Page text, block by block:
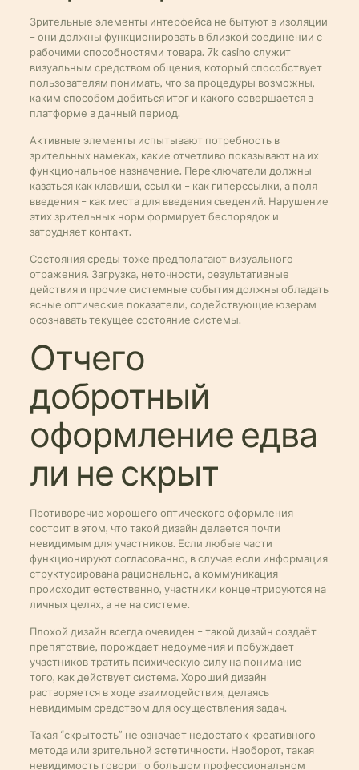
Зрительные элементы интерфейса не бытуют в изоляции
– они должны функционировать в близкой соединении с
рабочими способностями товара. 7k casino служит
визуальным средством общения, который способствует
пользователям понимать, что за процедуры возможны,
каким способом добиться итог и какого совершается в
платформе в данный период.
Активные элементы испытывают потребность в
зрительных намеках, какие отчетливо показывают на их
функциональное назначение. Переключатели должны
казаться как клавиши, ссылки – как гиперссылки, а поля
введения – как места для введения сведений. Нарушение
этих зрительных норм формирует беспорядок и
затрудняет контакт.
Состояния среды тоже предполагают визуального
отражения. Загрузка, неточности, результативные
действия и прочие системные события должны обладать
ясные оптические показатели, содействующие юзерам
осознавать текущее состояние системы.
Отчего
добротный
оформление едва
ли не скрыт
Противоречие хорошего оптического оформления
состоит в этом, что такой дизайн делается почти
невидимым для участников. Если любые части
функционируют согласованно, в случае если информация
структурирована рационально, а коммуникация
происходит естественно, участники концентрируются на
личных целях, а не на системе.
Плохой дизайн всегда очевиден – такой дизайн создаёт
препятствие, порождает недоумения и побуждает
участников тратить психическую силу на понимание
того, как действует система. Хороший дизайн
растворяется в ходе взаимодействия, делаясь
невидимым средством для осуществления задач.
Такая “скрытость” не означает недостаток креативного
метода или зрительной эстетичности. Наоборот, такая
невидимость говорит о большом профессиональном